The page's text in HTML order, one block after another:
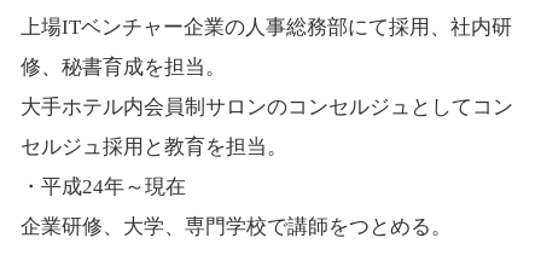
上場ITベンチャー企業の人事総務部にて採用、社内研
修、秘書育成を担当。
大手ホテル内会員制サロンのコンセルジュとしてコン
セルジュ採用と教育を担当。
・平成24年～現在
企業研修、大学、専門学校で講師をつとめる。